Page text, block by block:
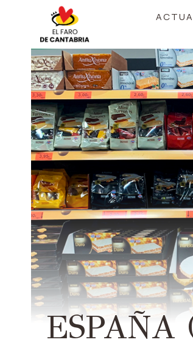
contenido